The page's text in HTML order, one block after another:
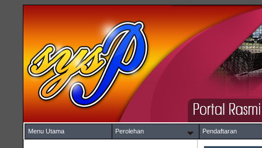
Menu Utama Perolehan Pendaftaran